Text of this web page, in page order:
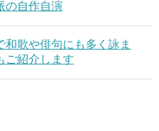
の自作自演
歌や俳句にも多く詠ま
ご紹介します